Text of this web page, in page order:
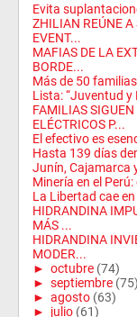
Evita
ZHILIAN REÚNE A
EVENT...
MAFIAS DE LA
BORDE...
Más de 50
Lista: “Juventud y
FAMILIAS
ELÉCTRICOS P...
El efectivo es
Hasta 139 días
Junín, Cajamarca
Minería en el
La Libertad cae
HIDRANDINA
MÁS ...
HIDRANDINA
MODER...
► octubre (74)
► septiembre (75)
► agosto (63)
► julio (61)